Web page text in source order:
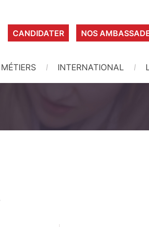
CANDIDATER NOS
MÉTIERS INTERNATIONAL